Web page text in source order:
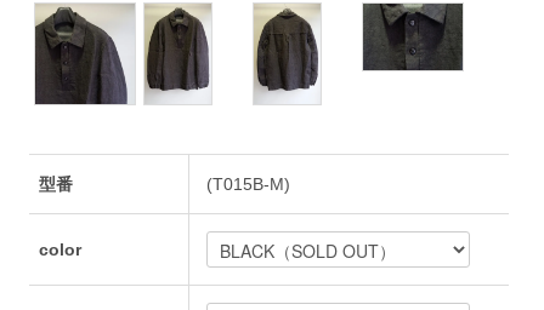
型番 (T015B-M)
color